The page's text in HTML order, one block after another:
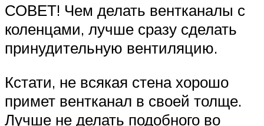
СОВЕТ! Чем делать вентканалы с
коленцами, лучше сразу сделать
принудительную вентиляцию.
Кстати, не всякая стена хорошо
примет вентканал в своей толще.
Лучше не делать подобного во